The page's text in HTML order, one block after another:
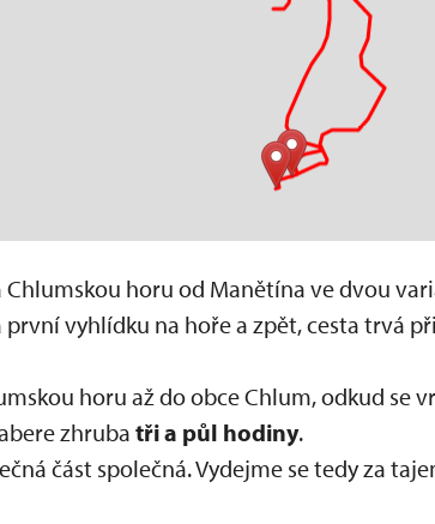
horu od Manětína ve dvou
vyhlídku na hoře a zpět, cesta trvá
horu až do obce Chlum, odkud se
zhrubatři a půl hodiny.
část společná. Vydejme se tedy za